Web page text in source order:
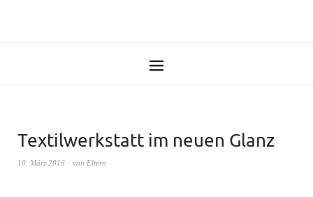
Textilwerkstatt im neuen Glanz
10. März 2016 von Eltern